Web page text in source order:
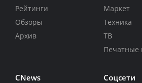
Рейтинги
Обзоры
Архив
Маркет
Техника
ТВ
Печатные
CNews Соцсети